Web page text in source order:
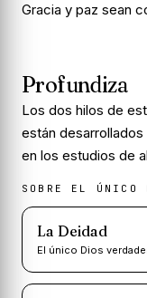
Gracia y paz sean
Profundiza
Los dos hilos de
están
en los estudios de
SOBRE EL ÚNICO
La Deidad
El único Dios